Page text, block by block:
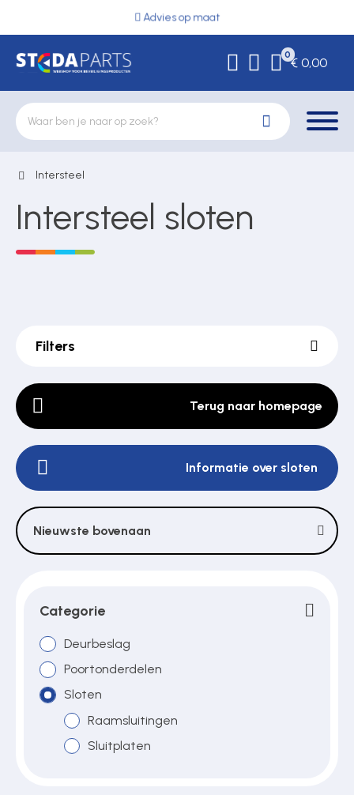
Advies op maat
0
€ 0,00
Deurbeslag
Kluizen
Poortonderdelen
Pulsgevers
Sloten
Toegangsverlening
Voedingen
Intersteel
Intersteel sloten
Filters
Terug naar homepage
Informatie over sloten
Nieuwste bovenaan
Categorie
Deurbeslag
Poortonderdelen
Sloten
Raamsluitingen
Sluitplaten